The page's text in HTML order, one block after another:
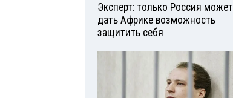
Эксперт: только Россия может
дать Африке возможность
защитить себя